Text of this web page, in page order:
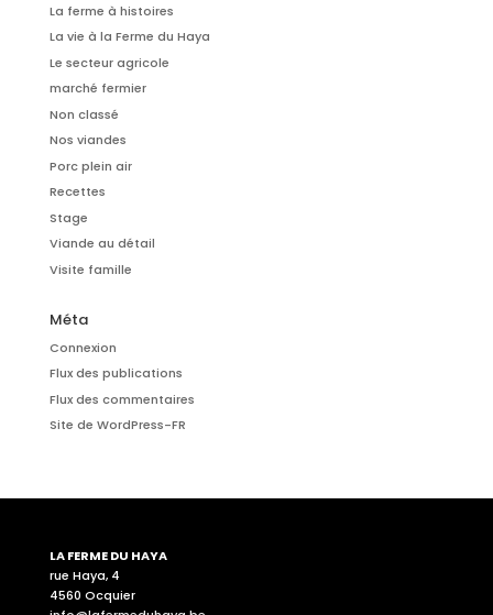
La ferme à histoires
La vie à la Ferme du Haya
Le secteur agricole
marché fermier
Non classé
Nos viandes
Porc plein air
Recettes
Stage
Viande au détail
Visite famille
Méta
Connexion
Flux des publications
Flux des commentaires
Site de WordPress-FR
LA FERME DU HAYA
rue Haya, 4
4560 Ocquier